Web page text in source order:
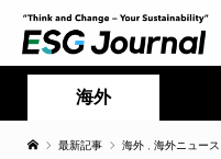
海外
最新記事 海外 海外ニュース